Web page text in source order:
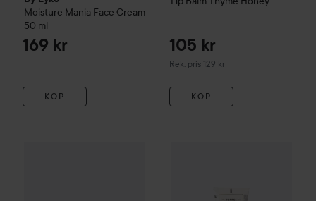
Moisture Mania Face Cream
50 ml
169 kr
KÖP
105 kr
Rek. pris 129 kr
Rekommenderat pris 129 kr
KÖP